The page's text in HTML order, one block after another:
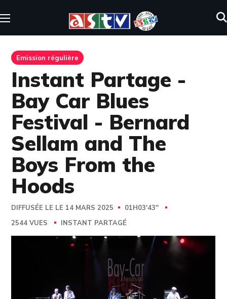
Emission régulière
Instant Partage -
Bay Car Blues
Festival - Bernard
Sellam and The
Boys From the
Hoods
DIFFUSÉE LE LE 14 MARS 2025
01H03'43''
2544 VUES
INSTANT PARTAGÉ